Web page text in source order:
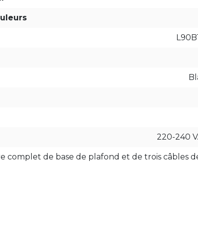
220-240
complet de base de plafond et de trois câbles